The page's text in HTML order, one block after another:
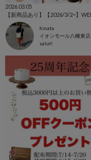
2026.03.05
hinata
イオンモール八幡東店
salut!